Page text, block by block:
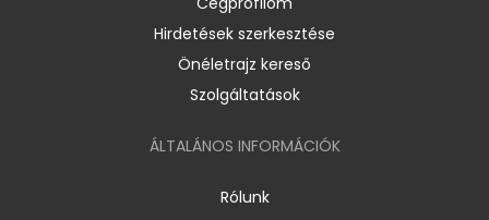
Hirdetések szerkesztése
Önéletrajz kereső
Szolgáltatások
ÁLTALÁNOS INFORMÁCIÓK
Rólunk